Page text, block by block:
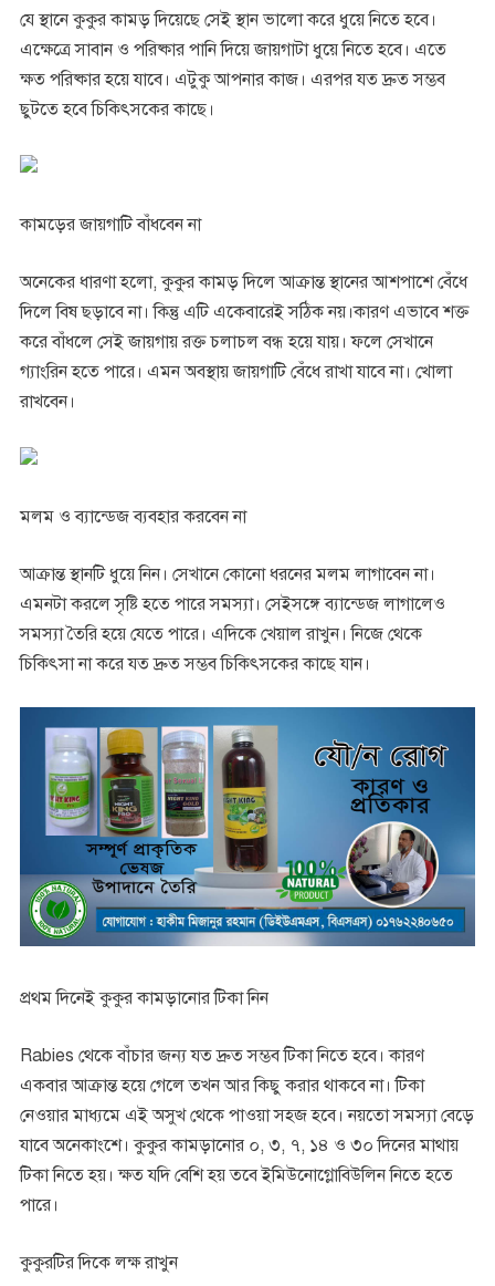
যে স্থানে কুকুর কামড় দিয়েছে সেই স্থান ভালো করে ধুয়ে নিতে হবে।
এক্ষেত্রে সাবান ও পরিষ্কার পানি দিয়ে জায়গাটা ধুয়ে নিতে হবে। এতে
ক্ষত পরিষ্কার হয়ে যাবে। এটুকু আপনার কাজ। এরপর যত দ্রুত সম্ভব
ছুটতে হবে চিকিৎসকের কাছে।
কামড়ের জায়গাটি বাঁধবেন না
অনেকের ধারণা হলো, কুকুর কামড় দিলে আক্রান্ত স্থানের আশপাশে বেঁধে
দিলে বিষ ছড়াবে না। কিন্তু এটি একেবারেই সঠিক নয়।কারণ এভাবে শক্ত
করে বাঁধলে সেই জায়গায় রক্ত চলাচল বন্ধ হয়ে যায়। ফলে সেখানে
গ্যাংরিন হতে পারে। এমন অবস্থায় জায়গাটি বেঁধে রাখা যাবে না। খোলা
রাখবেন।
মলম ও ব্যান্ডেজ ব্যবহার করবেন না
আক্রান্ত স্থানটি ধুয়ে নিন। সেখানে কোনো ধরনের মলম লাগাবেন না।
এমনটা করলে সৃষ্টি হতে পারে সমস্যা। সেইসঙ্গে ব্যান্ডেজ লাগালেও
সমস্যা তৈরি হয়ে যেতে পারে। এদিকে খেয়াল রাখুন। নিজে থেকে
চিকিৎসা না করে যত দ্রুত সম্ভব চিকিৎসকের কাছে যান।
প্রথম দিনেই কুকুর কামড়ানোর টিকা নিন
Rabies থেকে বাঁচার জন্য যত দ্রুত সম্ভব টিকা নিতে হবে। কারণ
একবার আক্রান্ত হয়ে গেলে তখন আর কিছু করার থাকবে না। টিকা
নেওয়ার মাধ্যমে এই অসুখ থেকে পাওয়া সহজ হবে। নয়তো সমস্যা বেড়ে
যাবে অনেকাংশে। কুকুর কামড়ানোর ০, ৩, ৭, ১৪ ও ৩০ দিনের মাথায়
টিকা নিতে হয়। ক্ষত যদি বেশি হয় তবে ইমিউনোগ্লোবিউলিন নিতে হতে
পারে।
কুকুরটির দিকে লক্ষ রাখুন